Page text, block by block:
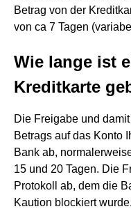
Betrag von der
von ca 7 Tagen
Wie lange ist
Kreditkarte
Die Freigabe und
Betrags auf das Konto
Bank ab,
15 und 20 Tagen. Die
Protokoll ab, dem die
Kaution blockiert wurde.